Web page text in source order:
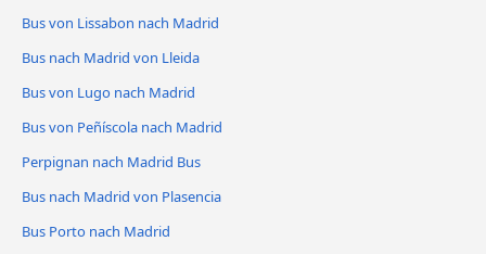
Bus von Lissabon nach Madrid
Bus nach Madrid von Lleida
Bus von Lugo nach Madrid
Bus von Peñíscola nach Madrid
Perpignan nach Madrid Bus
Bus nach Madrid von Plasencia
Bus Porto nach Madrid